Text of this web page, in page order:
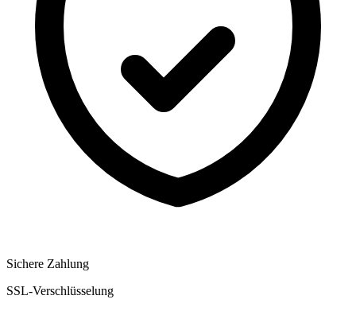
Sichere Zahlung
SSL-Verschlüsselung